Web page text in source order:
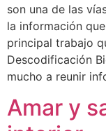
son una de las
la información
principal trabajo
Descodificación
mucho a reunir
Amar y